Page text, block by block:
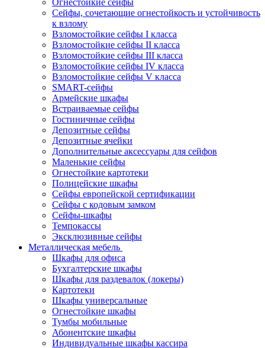
Огнестойкие сейфы
Сейфы, сочетающие огнестойкость и устойчивость
к взлому
Взломостойкие сейфы I класса
Взломостойкие сейфы II класса
Взломостойкие сейфы III класса
Взломостойкие сейфы IV класса
Взломостойкие сейфы V класса
SMART-сейфы
Армейские шкафы
Встраиваемые сейфы
Гостиничные сейфы
Депозитные сейфы
Депозитные ячейки
Дополнительные аксессуары для сейфов
Маленькие сейфы
Огнестойкие картотеки
Полицейские шкафы
Сейфы европейской сертификации
Сейфы с кодовым замком
Сейфы-шкафы
Темпокассы
Эксклюзивные сейфы
Металлическая мебель
Шкафы для офиса
Бухгалтерские шкафы
Шкафы для раздевалок (локеры)
Картотеки
Шкафы универсальные
Огнестойкие шкафы
Тумбы мобильные
Абонентские шкафы
Индивидуальные шкафы кассира